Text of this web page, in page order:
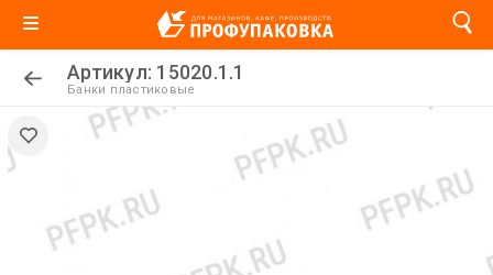
Артикул: 15020.1.1
Банки пластиковые